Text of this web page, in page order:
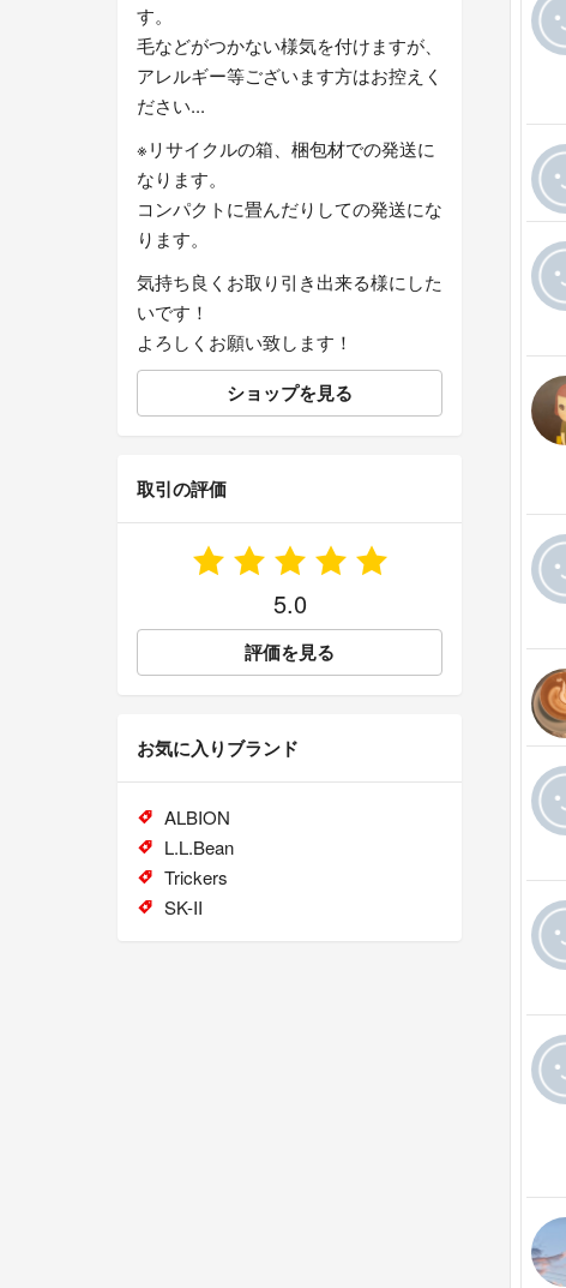
す。
毛などがつかない様気を付けますが、
アレルギー等ございます方はお控えく
ださい...
※リサイクルの箱、梱包材での発送に
なります。
コンパクトに畳んだりしての発送にな
ります。
気持ち良くお取り引き出来る様にした
いです！
よろしくお願い致します！
ショップを見る
取引の評価
5.0
評価を見る
お気に入りブランド
ALBION
L.L.Bean
Trickers
SK-II